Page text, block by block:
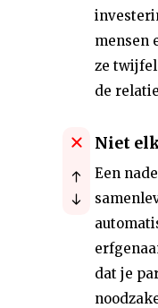
mensen
ze
de
Niet
Een
dat je